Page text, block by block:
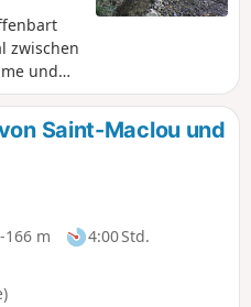
zwischen
und
Quellen,
Route ist
Saint-Maclou und
-166 m
4:00 Std.